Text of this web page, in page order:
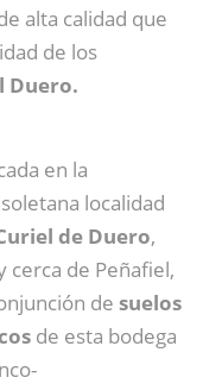
alta calidad que
de los
Duero.
en la
localidad
de Duero,
cerca de Peñafiel,
de suelos
de esta bodega